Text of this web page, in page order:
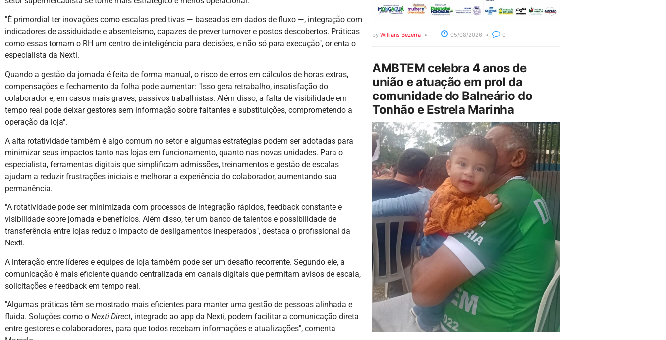
"É primordial ter inovações como escalas preditivas — baseadas em dados de fluxo —, integração com
indicadores de assiduidade e absenteísmo, capazes de prever turnover e postos descobertos. Práticas
como essas tornam o RH um centro de inteligência para decisões, e não só para execução", orienta o
especialista da Nexti.
Quando a gestão da jornada é feita de forma manual, o risco de erros em cálculos de horas extras,
compensações e fechamento da folha pode aumentar: "Isso gera retrabalho, insatisfação do
colaborador e, em casos mais graves, passivos trabalhistas. Além disso, a falta de visibilidade em
tempo real pode deixar gestores sem informação sobre faltantes e substituições, comprometendo a
operação da loja".
A alta rotatividade também é algo comum no setor e algumas estratégias podem ser adotadas para
minimizar seus impactos tanto nas lojas em funcionamento, quanto nas novas unidades. Para o
especialista, ferramentas digitais que simplificam admissões, treinamentos e gestão de escalas
ajudam a reduzir frustrações iniciais e melhorar a experiência do colaborador, aumentando sua
permanência.
"A rotatividade pode ser minimizada com processos de integração rápidos, feedback constante e
visibilidade sobre jornada e benefícios. Além disso, ter um banco de talentos e possibilidade de
transferência entre lojas reduz o impacto de desligamentos inesperados", destaca o profissional da
Nexti.
A interação entre líderes e equipes de loja também pode ser um desafio recorrente. Segundo ele, a
comunicação é mais eficiente quando centralizada em canais digitais que permitam avisos de escala,
solicitações e feedback em tempo real.
"Algumas práticas têm se mostrado mais eficientes para manter uma gestão de pessoas alinhada e
fluida. Soluções como o Nexti Direct, integrado ao app da Nexti, podem facilitar a comunicação direta
entre gestores e colaboradores, para que todos recebam informações e atualizações", comenta
by Willians Bezerra 05/08/2026 0
AMBTEM celebra 4 anos de
união e atuação em prol da
comunidade do Balneário do
Tonhão e Estrela Marinha